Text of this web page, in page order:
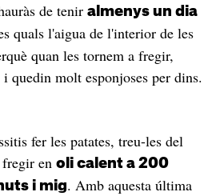
de tenir almenys un dia
quals l'aigua de l'interior de les
quan les tornem a fregir,
quedin molt esponjoses per dins.
fer les patates, treu-les del
en oli calent a 200
i mig. Amb aquesta última